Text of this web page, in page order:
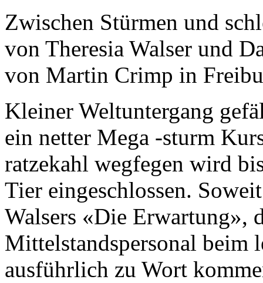
Zwischen Stürmen und
von Theresia Walser und
von Martin Crimp in
Kleiner Weltuntergang
ein netter Mega -sturm
ratzekahl wegfegen wird
Tier eingeschlossen.
Walsers «Die Erwartung»,
Mittelstandspersonal beim
ausführlich zu Wort